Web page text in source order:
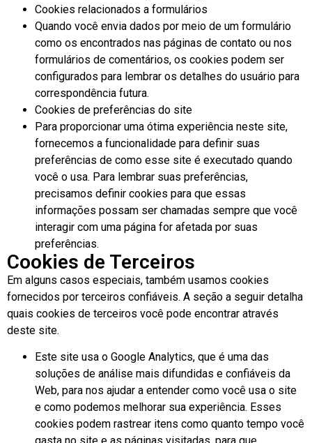
Cookies relacionados a formulários
Quando você envia dados por meio de um formulário
como os encontrados nas páginas de contato ou nos
formulários de comentários, os cookies podem ser
configurados para lembrar os detalhes do usuário para
correspondência futura.
Cookies de preferências do site
Para proporcionar uma ótima experiência neste site,
fornecemos a funcionalidade para definir suas
preferências de como esse site é executado quando
você o usa. Para lembrar suas preferências,
precisamos definir cookies para que essas
informações possam ser chamadas sempre que você
interagir com uma página for afetada por suas
preferências.
Cookies de Terceiros
Em alguns casos especiais, também usamos cookies
fornecidos por terceiros confiáveis. A seção a seguir detalha
quais cookies de terceiros você pode encontrar através
deste site.
Este site usa o Google Analytics, que é uma das
soluções de análise mais difundidas e confiáveis ​​da
Web, para nos ajudar a entender como você usa o site
e como podemos melhorar sua experiência. Esses
cookies podem rastrear itens como quanto tempo você